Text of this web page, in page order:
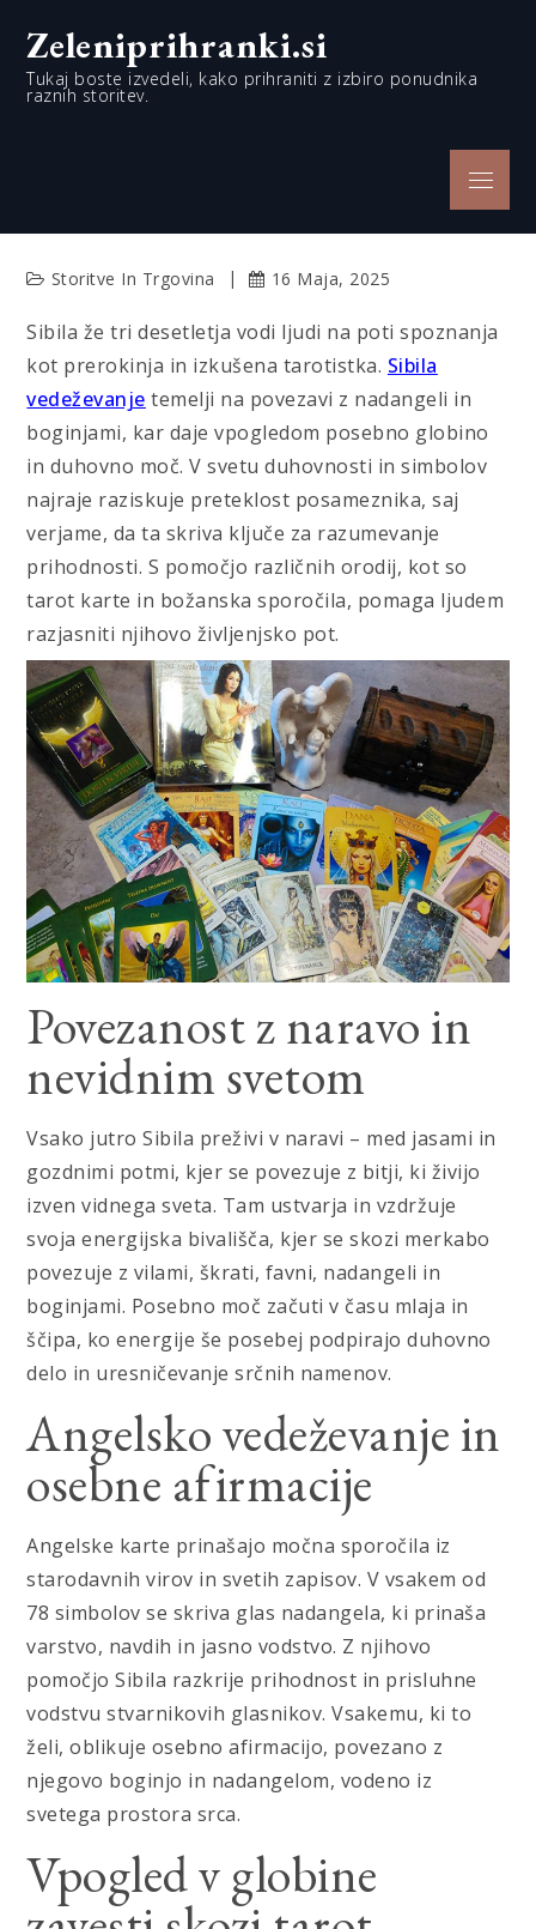
content
Zeleniprihranki.si
Tukaj boste izvedeli, kako prihraniti z izbiro ponudnika
raznih storitev.
Menu
Storitve In Trgovina 16 Maja, 2025
Sibila že tri desetletja vodi ljudi na poti spoznanja
kot prerokinja in izkušena tarotistka. Sibila
vedeževanje temelji na povezavi z nadangeli in
boginjami, kar daje vpogledom posebno globino
in duhovno moč. V svetu duhovnosti in simbolov
najraje raziskuje preteklost posameznika, saj
verjame, da ta skriva ključe za razumevanje
prihodnosti. S pomočjo različnih orodij, kot so
tarot karte in božanska sporočila, pomaga ljudem
razjasniti njihovo življenjsko pot.
Povezanost z naravo in
nevidnim svetom
Vsako jutro Sibila preživi v naravi – med jasami in
gozdnimi potmi, kjer se povezuje z bitji, ki živijo
izven vidnega sveta. Tam ustvarja in vzdržuje
svoja energijska bivališča, kjer se skozi merkabo
povezuje z vilami, škrati, favni, nadangeli in
boginjami. Posebno moč začuti v času mlaja in
ščipa, ko energije še posebej podpirajo duhovno
delo in uresničevanje srčnih namenov.
Angelsko vedeževanje in
osebne afirmacije
Angelske karte prinašajo močna sporočila iz
starodavnih virov in svetih zapisov. V vsakem od
78 simbolov se skriva glas nadangela, ki prinaša
varstvo, navdih in jasno vodstvo. Z njihovo
pomočjo Sibila razkrije prihodnost in prisluhne
vodstvu stvarnikovih glasnikov. Vsakemu, ki to
želi, oblikuje osebno afirmacijo, povezano z
njegovo boginjo in nadangelom, vodeno iz
svetega prostora srca.
Vpogled v globine